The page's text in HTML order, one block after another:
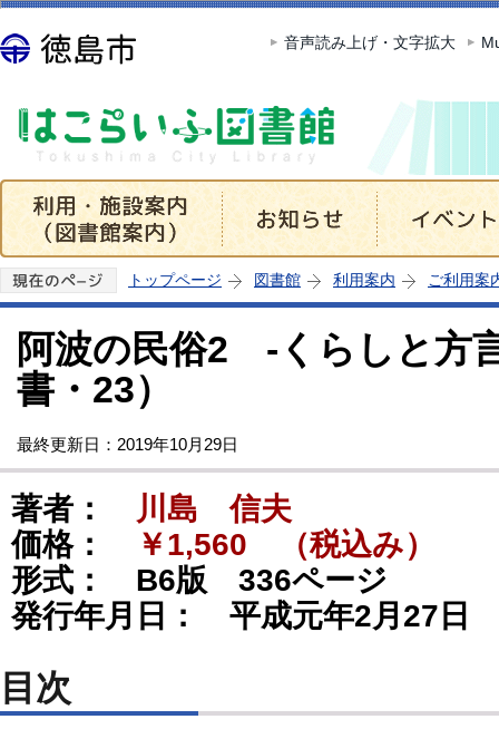
この
音声読み上げ・文字拡大
トップページ 図書館 利用案内 ご利用案
阿波の民俗2 -くらしと方
書・23）
最終更新日：2019年10月29日
著者： 川島 信夫
価格：
￥1,560 （税込み）
形式： B6版 336ページ
発行年月日： 平成元年2月27日
目次